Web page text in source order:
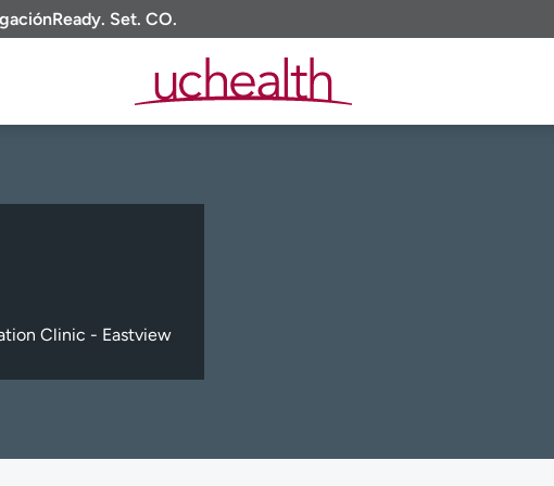
Ready. Set. CO.
Clinic - Eastview